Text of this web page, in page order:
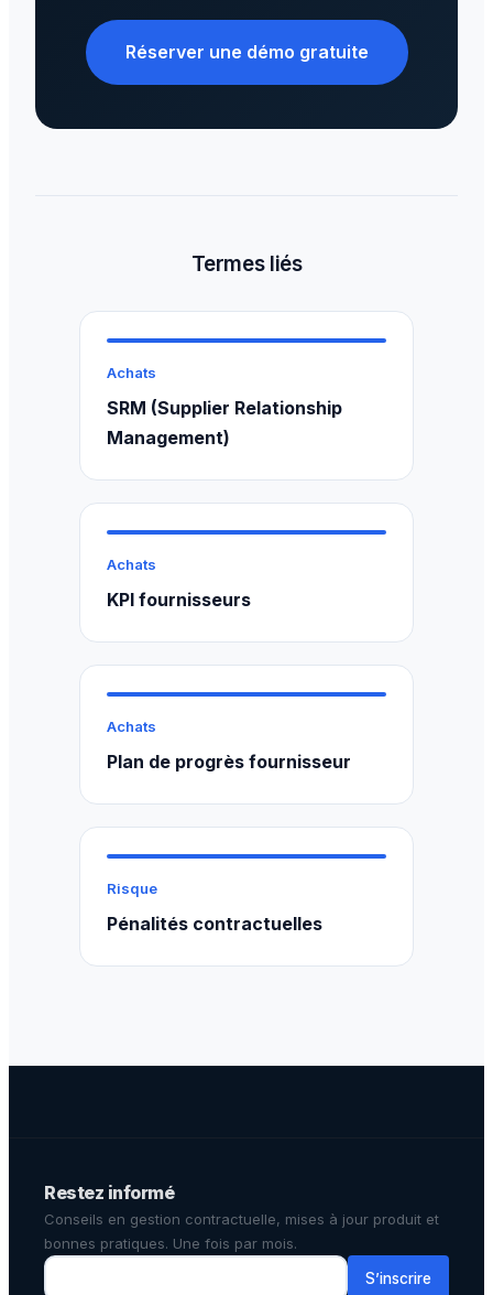
Réserver une démo gratuite
Termes liés
Achats
SRM (Supplier Relationship
Management)
Achats
KPI fournisseurs
Achats
Plan de progrès fournisseur
Risque
Pénalités contractuelles
Restez informé
Conseils en gestion contractuelle, mises à jour produit et
bonnes pratiques. Une fois par mois.
S’inscrire